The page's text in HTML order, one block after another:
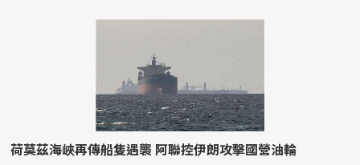
荷莫茲海峽再傳船隻遇襲 阿聯控伊朗攻擊國營油輪